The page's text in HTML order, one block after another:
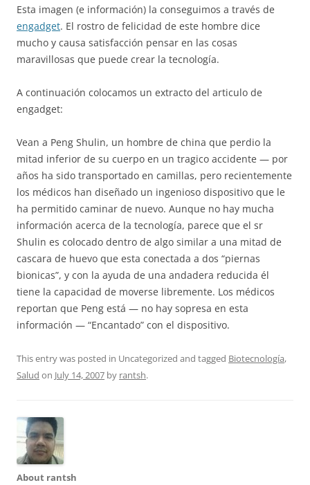
Esta imagen (e información) la conseguimos a través de
engadget. El rostro de felicidad de este hombre dice
mucho y causa satisfacción pensar en las cosas
maravillosas que puede crear la tecnología.
A continuación colocamos un extracto del articulo de
engadget:
Vean a Peng Shulin, un hombre de china que perdio la
mitad inferior de su cuerpo en un tragico accidente — por
años ha sido transportado en camillas, pero recientemente
los médicos han diseñado un ingenioso dispositivo que le
ha permitido caminar de nuevo. Aunque no hay mucha
información acerca de la tecnología, parece que el sr
Shulin es colocado dentro de algo similar a una mitad de
cascara de huevo que esta conectada a dos “piernas
bionicas”, y con la ayuda de una andadera reducida él
tiene la capacidad de moverse libremente. Los médicos
reportan que Peng está — no hay sopresa en esta
información — “Encantado” con el dispositivo.
This entry was posted in Uncategorized and tagged Biotecnología,
Salud on July 14, 2007 by rantsh.
About rantsh